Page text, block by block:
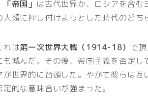
「帝国」 は古代世界か、ロシアを含
類に押し付けようとした時代のどち
れは第一次世界大戦（1914-18） で
も滅んだ。その後、帝国主義を否定
が世界的に台頭した。やがて彼らは
的な意味合いが強まった。